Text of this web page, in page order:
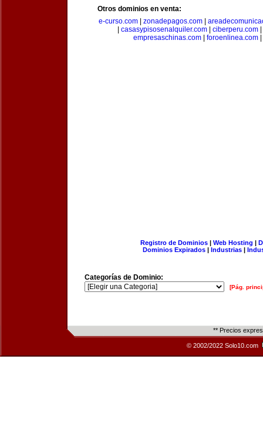
Otros dominios en venta:
e-curso.com| zonadepagos.com|
casasypisosenalquiler.com ciberperu.com
empresaschinas.com| foroenlinea.com|
Registro de Dominios| Web Hosting |
Dominios Expirados | Industrias |
Categorías de Dominio:
[Pág.
** Precios
© 2002/2022 Solo10.com